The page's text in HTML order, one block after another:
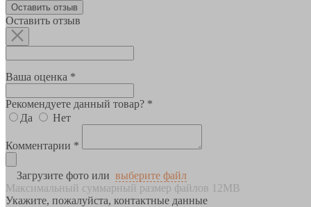
Оставить отзыв
Оставить отзыв
Ваша оценка *
Рекомендуете данный товар? *
Да
Нет
Комментарии *
Загрузите фото или выберите файл
Максимальный суммарный размер файлов 12MB
Укажите, пожалуйста, контактные данные